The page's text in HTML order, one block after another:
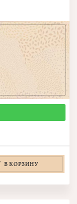
В КОРЗИНУ